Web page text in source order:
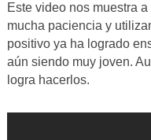
Este video nos muestra
mucha paciencia y
positivo ya ha logrado
aún siendo muy joven.
logra hacerlos.